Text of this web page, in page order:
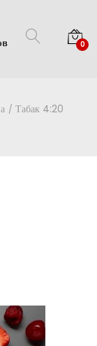
0
Табак 4:20